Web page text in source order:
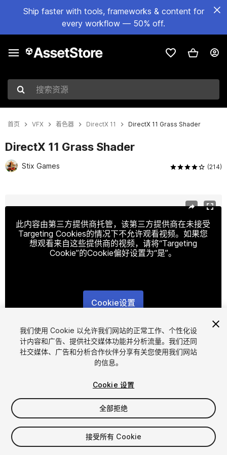
Ship faster with tools, frameworks & content for
every workflow — 50% off.
搜索资源
首页 VFX 着色器 DirectX 11 DirectX 11 Grass Shader
DirectX 11 Grass Shader
Stix Games (214)
此内容由第三方提供商托管，该第三方提供商在未接受
Targeting Cookies的情况下不允许观看视频。如果您
想观看来自这些提供商的视频，请将“Targeting
Cookie”的Cookie偏好设置为“是”。
Cookie设置
1/15
$14.99 $29.99
-50%
增值税将在结算时计算
我们使用 Cookie 以允许我们网站的正常工作、个性化设
计内容和广告、提供社交媒体功能并分析流量。我们还同
社交媒体、广告和分析合作伙伴分享有关您使用我们网站
的信息。
Cookie 设置
全部拒绝
接受所有 Cookie